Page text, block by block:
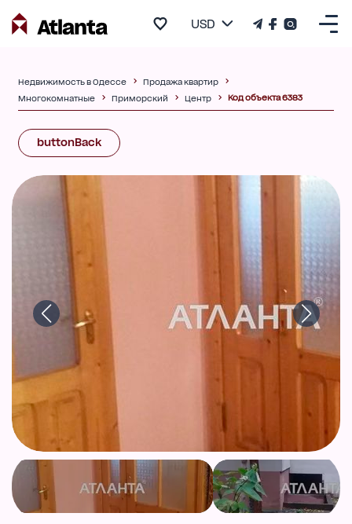
USD
Недвижимость в Одессе
Продажа квартир
Многокомнатные
Приморский Центр Код объекта 6383
buttonBack